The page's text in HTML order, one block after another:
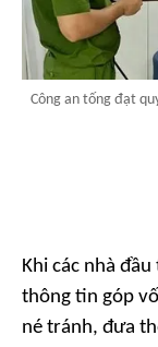
Công an tống đạt
Khi các nhà
thông tin góp
né tránh, đưa